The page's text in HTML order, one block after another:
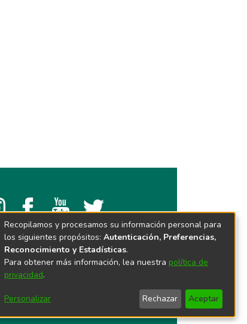
Recopilamos y procesamos su información personal para
los siguientes propósitos: Autenticación, Preferencias,
Reconocimiento y Estadísticas.
Para obtener más información, lea nuestra política de
privacidad.
Personalizar Rechazar Aceptar